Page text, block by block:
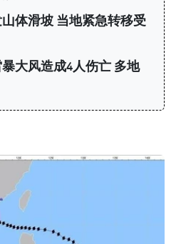
体滑坡 当地紧急转移受
大风造成4人伤亡 多地